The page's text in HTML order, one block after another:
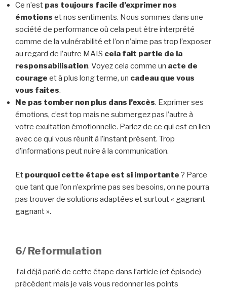
Ce n’est pas toujours facile d’exprimer nos
émotions et nos sentiments. Nous sommes dans une
société de performance où cela peut être interprété
comme de la vulnérabilité et l’on n’aime pas trop l’exposer
au regard de l’autre MAIS cela fait partie de la
responsabilisation. Voyez cela comme un acte de
courage et à plus long terme, un cadeau que vous
vous faites.
Ne pas tomber non plus dans l’excès. Exprimer ses
émotions, c’est top mais ne submergez pas l’autre à
votre exultation émotionnelle. Parlez de ce qui est en lien
avec ce qui vous réunit à l’instant présent. Trop
d’informations peut nuire à la communication.
Et pourquoi cette étape est si importante ? Parce
que tant que l’on n’exprime pas ses besoins, on ne pourra
pas trouver de solutions adaptées et surtout « gagnant-
gagnant ».
6/ Reformulation
J’ai déjà parlé de cette étape dans l’article (et épisode)
précédent mais je vais vous redonner les points